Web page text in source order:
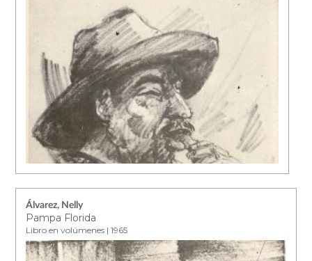
Álvarez, Nelly
Pampa Florida
Libro en volúmenes | 1965